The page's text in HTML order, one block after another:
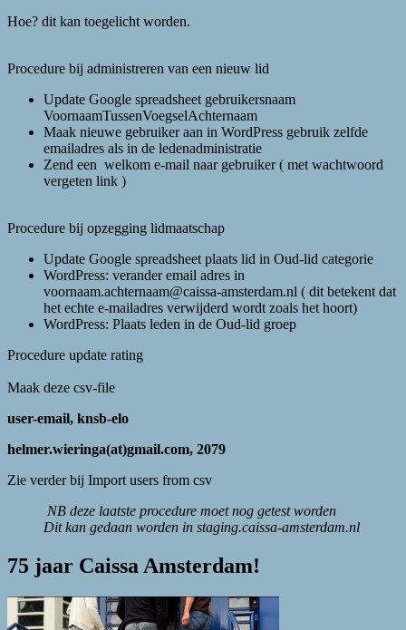
Hoe? dit kan toegelicht worden.
Procedure bij administreren van een nieuw lid
Update Google spreadsheet gebruikersnaam
VoornaamTussenVoegselAchternaam
Maak nieuwe gebruiker aan in WordPress gebruik zelfde
emailadres als in de ledenadministratie
Zend een welkom e-mail naar gebruiker ( met wachtwoord
vergeten link )
Procedure bij opzegging lidmaatschap
Update Google spreadsheet plaats lid in Oud-lid categorie
WordPress: verander email adres in
voornaam.achternaam@caissa-amsterdam.nl ( dit betekent dat
het echte e-mailadres verwijderd wordt zoals het hoort)
WordPress: Plaats leden in de Oud-lid groep
Procedure update rating
Maak deze csv-file
user-email, knsb-elo
helmer.wieringa(at)gmail.com, 2079
Zie verder bij Import users from csv
NB deze laatste procedure moet nog getest worden
Dit kan gedaan worden in staging.caissa-amsterdam.nl
75 jaar Caissa Amsterdam!